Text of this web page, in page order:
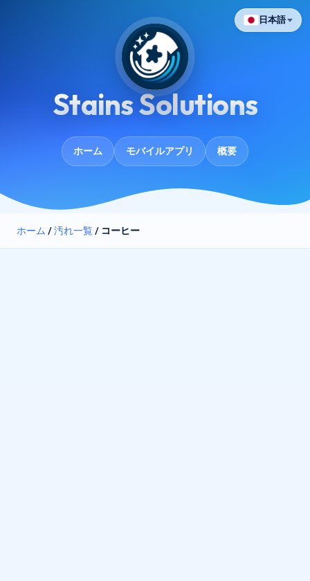
日本語
Stains Solutions
ホーム モバイルアプリ 概要
ホーム /汚れ一覧/ コーヒー